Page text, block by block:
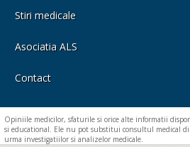
Stiri medicale
Asociatia ALS
Contact
Opiniile medicilor, sfaturile si orice alte informatii
si educational. Ele nu pot substitui consultul medical
urma investigatiilor si analizelor medicale.